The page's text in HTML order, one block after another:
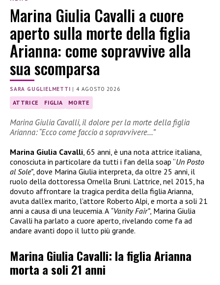
Marina Giulia Cavalli a cuore
aperto sulla morte della figlia
Arianna: come sopravvive alla
sua scomparsa
SARA GUGLIELMETTI |4 AGOSTO 2026
ATTRICE FIGLIA MORTE
Marina Giulia Cavalli, il dolore per la morte della figlia
Arianna: “Ecco come faccio a sopravvivere…”
Marina Giulia Cavalli, 65 anni, è una nota attrice italiana,
conosciuta in particolare da tutti i fan della soap “Un Posto
al Sole”, dove Marina Giulia interpreta, da oltre 25 anni, il
ruolo della dottoressa Ornella Bruni. L’attrice, nel 2015, ha
dovuto affrontare la tragica perdita della figlia Arianna,
avuta dall’ex marito, l’attore Roberto Alpi, e morta a soli 21
anni a causa di una leucemia. A “Vanity Fair”, Marina Giulia
Cavalli ha parlato a cuore aperto, rivelando come fa ad
andare avanti dopo il lutto più grande.
Marina Giulia Cavalli: la figlia Arianna
morta a soli 21 anni